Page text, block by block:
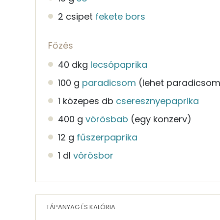
2 csipet fekete bors
Főzés
40 dkg lecsópaprika
100 g paradicsom (lehet
1 közepes db cseresznyepaprika
400 g vörösbab (egy konzerv)
12 g fűszerpaprika
1 dl vörösbor
TÁPANYAG ÉS KALÓRIA